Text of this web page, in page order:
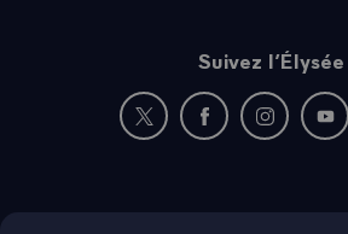
Suivez l’Élysée
Nouvelle fenêtre :
Nouvelle fenêtre
Nouvelle